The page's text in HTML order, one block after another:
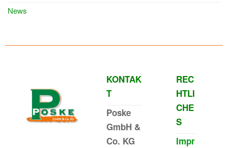
News
KONTAK
T
Poske
GmbH &
Co. KG
REC
HTLI
CHE
S
Impr